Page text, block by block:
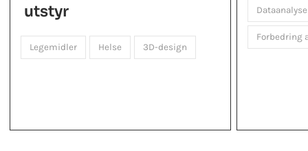
utstyr
Legemidler Helse 3D-design
Dataanalyse
Forbedring